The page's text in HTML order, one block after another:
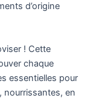
d’origine
! Cette
chaque
essentielles pour
nourrissantes, en